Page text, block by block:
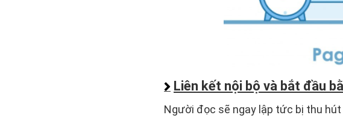
Liên kết nội bộ và bắt đầu
Người đọc sẽ ngay lập tức bị thu